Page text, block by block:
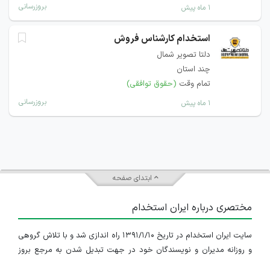
۱ ماه پیش بروزرسانی
استخدام کارشناس فروش
دلتا تصویر شمال
چند استان
تمام وقت (حقوق توافقی)
۱ ماه پیش بروزرسانی
ابتدای صفحه
مختصری درباره ایران استخدام
سایت ایران استخدام در تاریخ ۱۳۹۱/۱/۱۰ راه اندازی شد و با تلاش گروهی
و روزانه مدیران و نویسندگان خود در جهت تبدیل شدن به مرجع بروز